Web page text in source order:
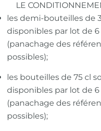
LE
les demi-bouteilles de
disponibles par lot de 6
(panachage des
possibles);
les bouteilles de 75 cl
disponibles par lot de 6
(panachage des
possibles);